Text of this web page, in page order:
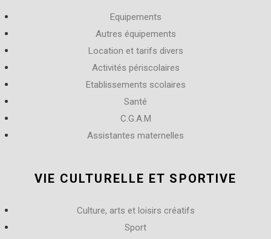
Equipements
Autres équipements
Location et tarifs divers
Activités périscolaires
Etablissements scolaires
Santé
C.G.A.M
Assistantes maternelles
VIE CULTURELLE ET SPORTIVE
Culture, arts et loisirs créatifs
Sport